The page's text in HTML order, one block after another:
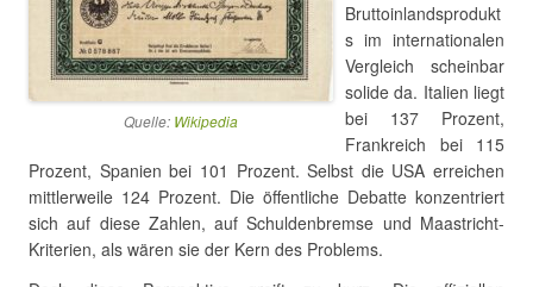
Quelle: Wikipedia
Bruttoinlandsprodukt
s im internationalen
Vergleich scheinbar
solide da. Italien liegt
bei 137 Prozent,
Frankreich bei 115
Prozent, Spanien bei 101 Prozent. Selbst die USA erreichen
mittlerweile 124 Prozent. Die öffentliche Debatte konzentriert
sich auf diese Zahlen, auf Schuldenbremse und Maastricht-
Kriterien, als wären sie der Kern des Problems.